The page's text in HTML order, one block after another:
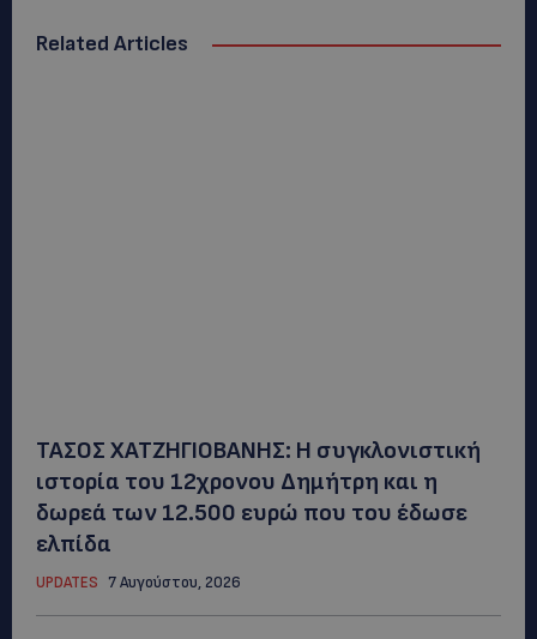
Related Articles
ΤΑΣΟΣ ΧΑΤΖΗΓΙΟΒΑΝΗΣ: Η συγκλονιστική
ιστορία του 12χρονου Δημήτρη και η
δωρεά των 12.500 ευρώ που του έδωσε
ελπίδα
UPDATES 7 Αυγούστου, 2026